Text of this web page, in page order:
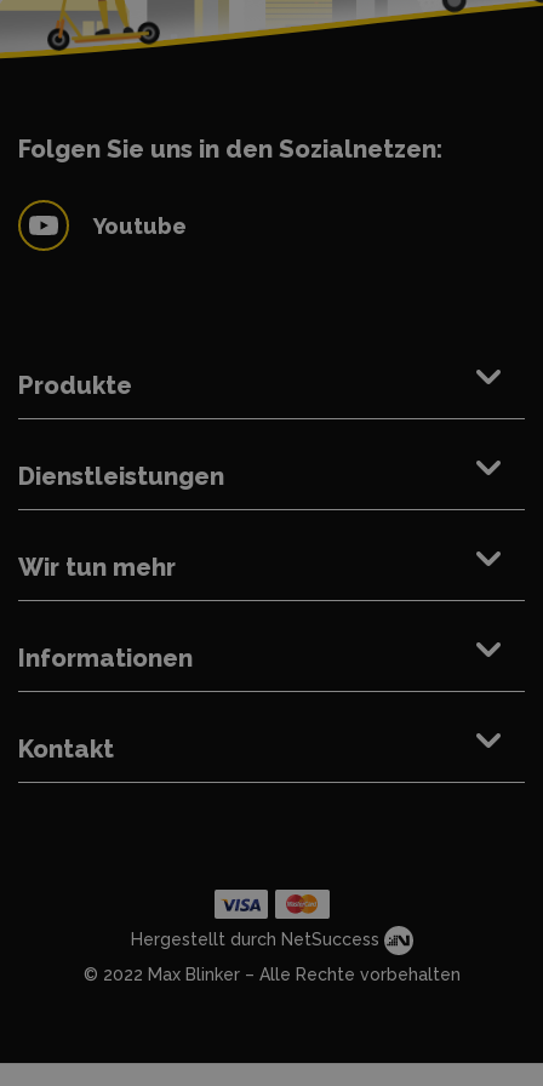
Folgen Sie uns in den Sozialnetzen:
Youtube
Produkte
Dienstleistungen
Wir tun mehr
Informationen
Kontakt
Hergestellt durch NetSuccess
© 2022 Max Blinker – Alle Rechte vorbehalten